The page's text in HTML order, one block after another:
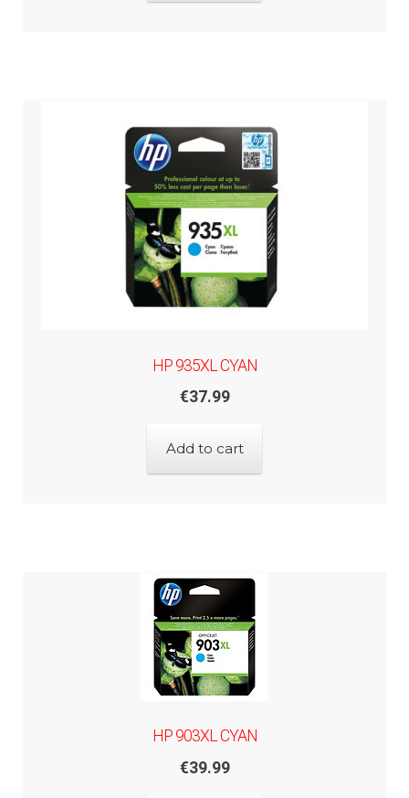
HP 935XL CYAN
€37.99
Add to cart
HP 903XL CYAN
€39.99